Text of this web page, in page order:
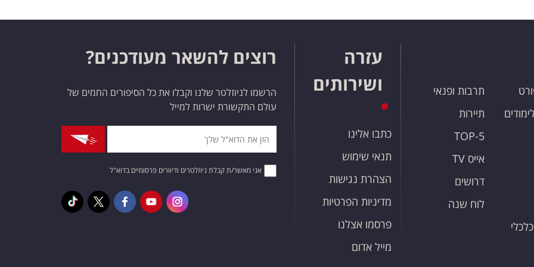
תרבות ופנאי
תיירות
TOP-5
אייס TV
דרושים
לוח שנה
עזרה
ושירותים
כתבו אלינו
תנאי שימוש
הצהרת נגישות
מדיניות הפרטיות
פרסמו אצלנו
מייל אדום
רוצים להשאר מעודכנים?
הרשמו לניוזלטר שלנו וקבלו את כל הסיפורים החמים של
עולם התקשורת ישרות למייל
אני מאשר/ת קבלת ניוזלטרים ודיוורים פרסומיים בדוא"ל